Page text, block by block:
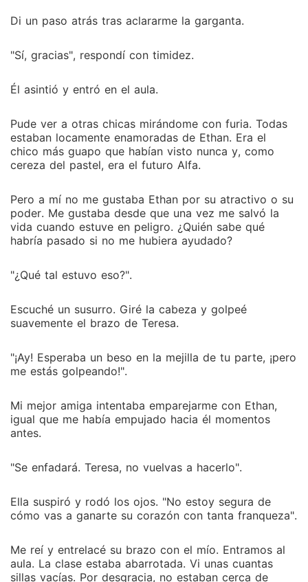
Di un paso atrás tras aclararme la garganta.
"Sí, gracias", respondí con timidez.
Él asintió y entró en el aula.
Pude ver a otras chicas mirándome con furia. Todas
estaban locamente enamoradas de Ethan. Era el
chico más guapo que habían visto nunca y, como
cereza del pastel, era el futuro Alfa.
Pero a mí no me gustaba Ethan por su atractivo o su
poder. Me gustaba desde que una vez me salvó la
vida cuando estuve en peligro. ¿Quién sabe qué
habría pasado si no me hubiera ayudado?
"¿Qué tal estuvo eso?".
Escuché un susurro. Giré la cabeza y golpeé
suavemente el brazo de Teresa.
"¡Ay! Esperaba un beso en la mejilla de tu parte, ¡pero
me estás golpeando!".
Mi mejor amiga intentaba emparejarme con Ethan,
igual que me había empujado hacia él momentos
antes.
"Se enfadará. Teresa, no vuelvas a hacerlo".
Ella suspiró y rodó los ojos. "No estoy segura de
cómo vas a ganarte su corazón con tanta franqueza".
Me reí y entrelacé su brazo con el mío. Entramos al
aula. La clase estaba abarrotada. Vi unas cuantas
sillas vacías. Por desgracia, no estaban cerca de